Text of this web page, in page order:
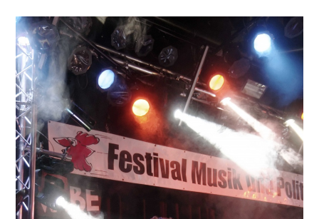
ARCHIV
PRINT & CDS
IMPRESSUM